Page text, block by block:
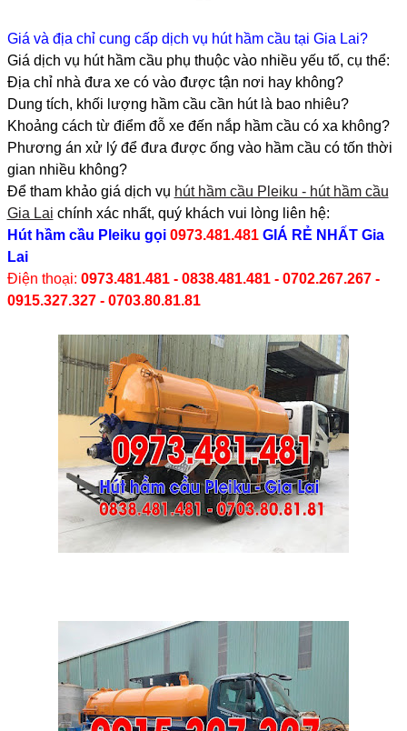
Giá và địa chỉ cung cấp dịch vụ hút hầm cầu tại Gia Lai?
Giá dịch vụ hút hầm cầu phụ thuộc vào nhiều yếu tố, cụ thể:
Địa chỉ nhà đưa xe có vào được tận nơi hay không?
Dung tích, khối lượng hầm cầu cần hút là bao nhiêu?
Khoảng cách từ điểm đỗ xe đến nắp hầm cầu có xa không?
Phương án xử lý để đưa được ống vào hầm cầu có tốn thời
gian nhiều không?
Để tham khảo giá dịch vụ hút hầm cầu Pleiku - hút hầm cầu
Gia Lai chính xác nhất, quý khách vui lòng liên hệ:
Hút hầm cầu Pleiku gọi 0973.481.481GIÁ RẺ NHẤT Gia
Lai
Điện thoại: 0973.481.481 - 0838.481.481 - 0702.267.267 -
0915.327.327 - 0703.80.81.81